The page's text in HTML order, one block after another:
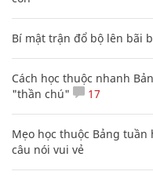
Bí mật trận đổ bộ lên bãi
Cách học thuộc nhanh
"thần chú"
17
Mẹo học thuộc Bảng
câu nói vui vẻ